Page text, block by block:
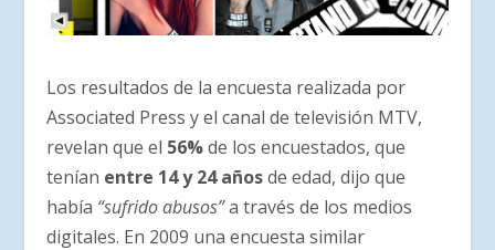
Los resultados de la encuesta realizada por
Associated Press y el canal de televisión MTV,
revelan que el 56%de los encuestados, que
tenían entre 14 y 24 añosde edad, dijo que
había “sufrido abusos”a través de los medios
digitales. En 2009 una encuesta similar